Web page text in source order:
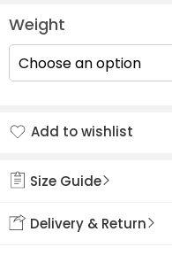
Weight
Add to wishlist
Size Guide
Delivery & Return